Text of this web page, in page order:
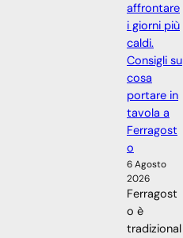
affrontare
i giorni più
caldi.
Consigli su
cosa
portare in
tavola a
Ferragost
o
6 Agosto
2026
Ferragost
o è
tradizional